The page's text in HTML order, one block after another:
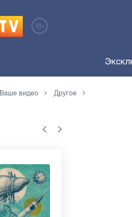
Ваше видео Другое